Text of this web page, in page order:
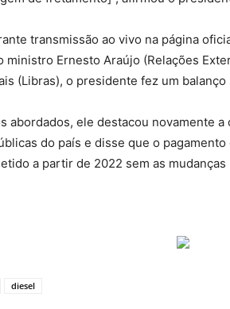
transmissão ao vivo na página
ministro Ernesto Araújo (Relações
(Libras), o presidente fez um
abordados, ele destacou novamente
do país e disse que o
a partir de 2022 sem as
diesel